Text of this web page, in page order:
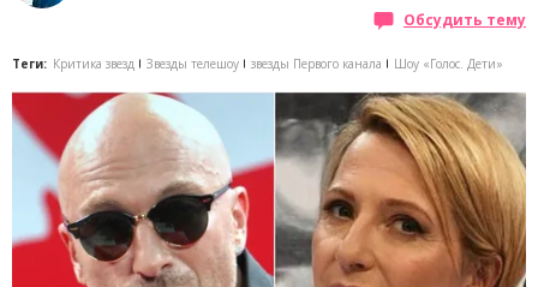
Обсудить тему
Теги: Критика звезд Звезды телешоу звезды Первого канала Шоу «Голос. Дети»